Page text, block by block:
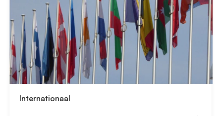
Internationaal